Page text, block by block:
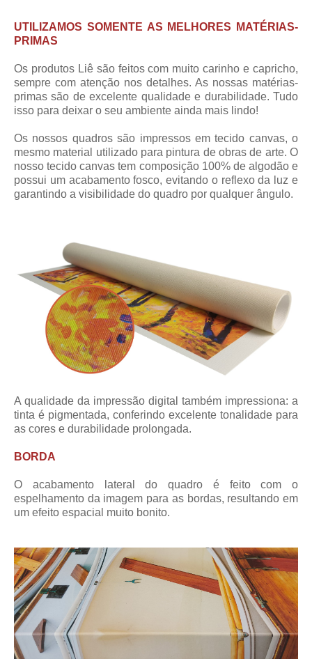
UTILIZAMOS SOMENTE AS MELHORES MATÉRIAS-
PRIMAS
Os produtos Liê são feitos com muito carinho e capricho,
sempre com atenção nos detalhes. As nossas matérias-
primas são de excelente qualidade e durabilidade. Tudo
isso para deixar o seu ambiente ainda mais lindo!
Os nossos quadros são impressos em tecido canvas, o
mesmo material utilizado para pintura de obras de arte. O
nosso tecido canvas tem composição 100% de algodão e
possui um acabamento fosco, evitando o reflexo da luz e
garantindo a visibilidade do quadro por qualquer ângulo.
A qualidade da impressão digital também impressiona: a
tinta é pigmentada, conferindo excelente tonalidade para
as cores e durabilidade prolongada.
BORDA
O acabamento lateral do quadro é feito com o
espelhamento da imagem para as bordas, resultando em
um efeito espacial muito bonito.